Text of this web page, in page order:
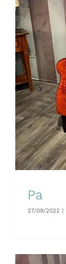
Pa
27/09/2022 |